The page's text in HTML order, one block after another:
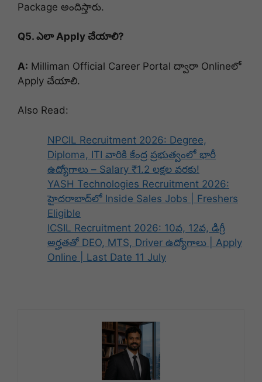
Package అందిస్తారు.
Q5. ఎలా Apply చేయాలి?
A: Milliman Official Career Portal ద్వారా Onlineలో
Apply చేయాలి.
Also Read:
NPCIL Recruitment 2026: Degree,
Diploma, ITI వారికి కేంద్ర ప్రభుత్వంలో భారీ
ఉద్యోగాలు – Salary ₹1.2 లక్షల వరకు!
YASH Technologies Recruitment 2026:
హైదరాబాద్‌లో Inside Sales Jobs | Freshers
Eligible
ICSIL Recruitment 2026: 10వ, 12వ, డిగ్రీ
అర్హతతో DEO, MTS, Driver ఉద్యోగాలు | Apply
Online | Last Date 11 July